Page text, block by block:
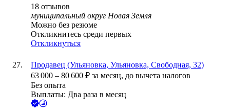
18 отзывов
муниципальный округ Новая Земля
Можно без резюме
Откликнитесь среди первых
Откликнуться
Продавец (Ульяновка, Ульяновка, Свободная, 32)
63 000 – 80 600 ₽ за месяц, до вычета налогов
Без опыта
Выплаты: Два раза в месяц